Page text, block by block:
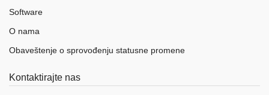
Software
O nama
Obaveštenje o sprovođenju statusne promene
Kontaktirajte nas